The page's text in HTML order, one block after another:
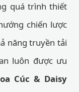
quá trình thiết
chiến lược
năng truyền tải
luôn được ưu
Cúc & Daisy